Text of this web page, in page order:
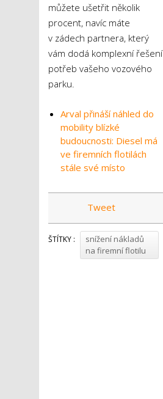
můžete ušetřit několik
procent, navíc máte
v zádech partnera, který
vám dodá komplexní řešení
potřeb vašeho vozového
parku.
Arval přináší náhled do
mobility blízké
budoucnosti: Diesel má
ve firemních flotilách
stále své místo
Tweet
ŠTÍTKY :
snížení nákladů
na firemní flotilu